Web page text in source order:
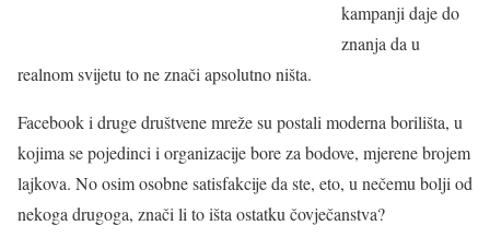
kampanji daje do
znanja da u
realnom svijetu to ne znači apsolutno ništa.
Facebook i druge društvene mreže su postali moderna borilišta, u
kojima se pojedinci i organizacije bore za bodove, mjerene brojem
lajkova. No osim osobne satisfakcije da ste, eto, u nečemu bolji od
nekoga drugoga, znači li to išta ostatku čovječanstva?